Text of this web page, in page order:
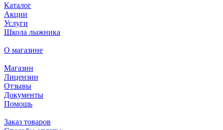
Каталог
Акции
Услуги
Школа лыжника
О магазине
Магазин
Лицензии
Отзывы
Документы
Помощь
Заказ товаров